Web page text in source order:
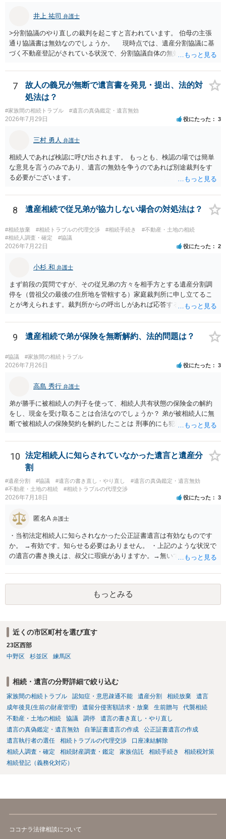
井上 祐司 弁護士
>分割協議のやり直しの裁判を起こすと言われています。 伯母の主張
通り協議書は無効なのでしょうか。 現時点では、遺産分割協議に基
づく不動産登記がされている状況で、分割協議自体の無効を裁判所が
方の訴訟の主張及び立証次第ですが、 ・御祖母様の認知能力に関する
医師の意見書、筆跡鑑定 が提出されればその効力が否定される可能性
はありますが、 ・伯母様自身が分割協議に加わっていること ・御祖母
様の意に反する遺産分割協議を行う実益が誰にあったかの立証が困難
であること からすると、実際に遺産分割協議の効力が否定される可能
性はそれほど高くない（立証のハードルは非常に高い）ということが
7
故人の義兄が無断で遺言書を発見・提出、法的対
処法は？
#家族間の相続トラブル #遺言の真偽鑑定・遺言無効
2026年7月29日 役にたった 3
三村 勇人 弁護士
相続人であれば検認に呼び出されます。 もっとも、検認の場では簡単
な意見を言うのみであり、遺言の無効を争うのであれば別途裁判をす
る必要がございます。
8 遺産相続で従兄弟が協力しない場合の対処法は？
#相続放棄 #相続トラブルの代理交渉 #相続手続き
#不動産・土地の相続
#相続人調査・確定
#協議
2026年7月22日 役にたった 2
小杉 和 弁護士
まず前段の質問ですが、その従兄弟の方々を相手方とする遺産分割調
停を（曾祖父の最後の住所地を管轄する）家庭裁判所に申し立てるこ
とが考えられます。裁判所からの呼出しがあれば応答する可能性がま
能と思われます。時間が思った以上にないので必要書類をてきぱきと
揃える必要があります。その点是非御注意ください。
9 遺産相続で弟が保険を無断解約、法的問題は？
#協議 #家族間の相続トラブル
2026年7月26日 役にたった 3
高島 秀行 弁護士
弟が勝手に被相続人の判子を使って、相続人共有状態の保険金の解約
をし、現金を受け取ることは合法なのでしょうか？ 弟が被相続人に無
断で被相続人の保険契約を解約したことは 刑事的にも犯罪となる可能
された書類のコピーを取得して、弁護士に面談で詳しい事情を話して
相談 されたら良いと思います。
10
法定相続人に知らされていなかった遺言と遺産分
割
#遺産分割 #協議 #遺言の書き直し・やり直し
#遺言の真偽鑑定・遺言無効
#不動産・土地の相続
#相続トラブルの代理交渉
2026年7月18日 役にたった 3
匿名A 弁護士
・当初法定相続人に知らされなかった公正証書遺言は有効なものです
か。 →有効です。知らせる必要はありません。 ・上記のような状況で
の遺言の書き換えは、叔父に瑕疵がありますか。→無いです。 ・分割
ますか。 →本人が自由に決められますので、どこが妥当とは言えない
です。客観的な基準もありません。 ・できれば穏やかに、分割を拒否
することはできますか。 →分割を拒否するということは、遺産はいら
ないということでしょうか。遺言で、受取を指定されててもいらない
もっとみる
近くの市区町村を選び直す
23区西部
中野区
杉並区 練馬区
相続・遺言の分野詳細で絞り込む
家族間の相続トラブル 認知症・意思疎通不能 遺産分割 相続放棄
遺言
成年後見(生前の財産管理)
遺留分侵害額請求・放棄 生前贈与
代襲相続
不動産・土地の相続
協議 調停
遺言の書き直し・やり直し
遺言の真偽鑑定・遺言無効
自筆証書遺言の作成
公正証書遺言の作成
遺言執行者の選任
相続トラブルの代理交渉
口座凍結解除
相続人調査・確定
相続財産調査・鑑定 家族信託 相続手続き
相続税対策
相続登記（義務化対応）
ココナラ法律相談について